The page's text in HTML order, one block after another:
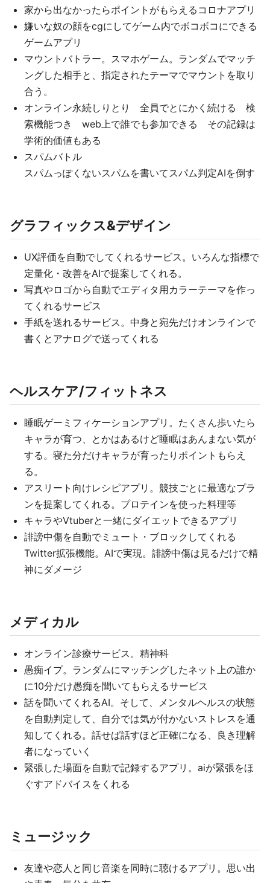
家から出なかったらポイントがもらえるコロナアプリ
嫌いな奴の顔をcgにしてゲーム内でボコボコにできる
ゲームアプリ
マウントバトラー。スマホゲーム。ランダムでマッチ
ングした相手と、指定されたテーマでマウントを取り
合う。
オンライン永続しりとり 全員でとにかく続ける 検
索機能つき web上で誰でも参加できる その記録は
学術的価値もある
スパムバトル
スパムっぽくないスパムを書いてスパム判定AIを倒す
グラフィックス&デザイン
UX評価を自動でしてくれるサービス。いろんな指標で
定量化・改善をAIで提案してくれる。
写真やロゴから自動でエディタ用カラーテーマを作っ
てくれるサービス
手紙を送れるサービス。中身と宛先だけオンラインで
書くとアナログで送ってくれる
ヘルスケア/フィットネス
睡眠ゲーミフィケーションアプリ。たくさん歩いたら
キャラが育つ、とかはあるけど睡眠はあんまない気が
する。寝た分だけキャラが育ったりポイントもらえ
る。
アスリート向けレシピアプリ。競技ごとに最適なプラ
ンを提案してくれる。プロテインを使った料理等
キャラやVtuberと一緒にダイエットできるアプリ
誹謗中傷を自動でミュート・ブロックしてくれる
Twitter拡張機能。AIで実現。誹謗中傷は見るだけで精
神にダメージ
メディカル
オンライン診療サービス。精神科
愚痴イプ。ランダムにマッチングしたネット上の誰か
に10分だけ愚痴を聞いてもらえるサービス
話を聞いてくれるAI。そして、メンタルヘルスの状態
を自動判定して、自分では気が付かないストレスを通
知してくれる。話せば話すほど正確になる、良き理解
者になっていく
緊張した場面を自動で記録するアプリ。aiが緊張をほ
ぐすアドバイスをくれる
ミュージック
友達や恋人と同じ音楽を同時に聴けるアプリ。思い出